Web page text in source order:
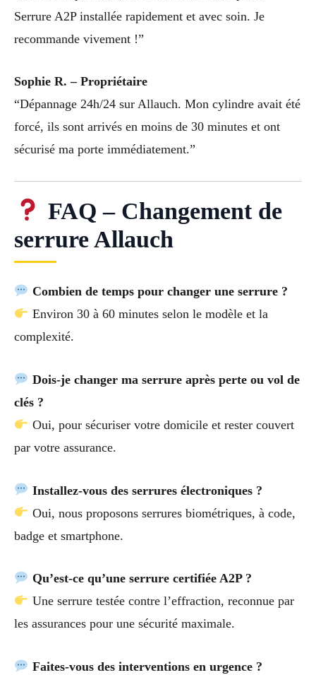
Serrure A2P installée rapidement et avec soin. Je
recommande vivement !”
Sophie R. – Propriétaire
“Dépannage 24h/24 sur Allauch. Mon cylindre avait été
forcé, ils sont arrivés en moins de 30 minutes et ont
sécurisé ma porte immédiatement.”
FAQ – Changement de
serrure Allauch
Combien de temps pour changer une serrure ?
Environ 30 à 60 minutes selon le modèle et la
complexité.
Dois-je changer ma serrure après perte ou vol de
clés ?
Oui, pour sécuriser votre domicile et rester couvert
par votre assurance.
Installez-vous des serrures électroniques ?
Oui, nous proposons serrures biométriques, à code,
badge et smartphone.
Qu’est-ce qu’une serrure certifiée A2P ?
Une serrure testée contre l’effraction, reconnue par
les assurances pour une sécurité maximale.
Faites-vous des interventions en urgence ?